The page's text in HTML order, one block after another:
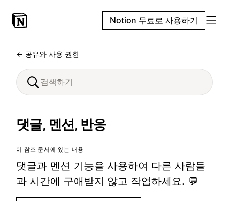
Notion 무료로 사용하기
← 공유와 사용 권한
댓글, 멘션, 반응
이 참조 문서에 있는 내용
댓글과 멘션 기능을 사용하여 다른 사람들
과 시간에 구애받지 않고 작업하세요. 💬